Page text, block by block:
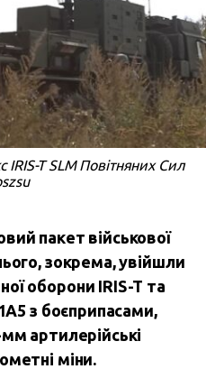
IRIS-T SLM Повітняних Сил
пакет військової
зокрема, увійшли
оборони IRIS-T та
з боєприпасами,
артилерійські
міни.